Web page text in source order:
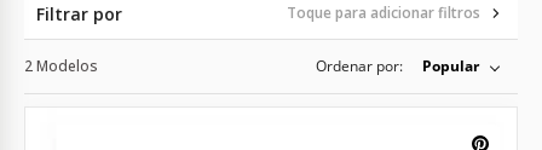
Filtrar por Toque para adicionar filtros
2 Modelos Ordenar por: Popular